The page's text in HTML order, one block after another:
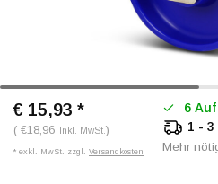
€ 15,93 *
( €18,96 Inkl. MwSt. )
* exkl. MwSt. zzgl. Versandkosten
6
1 - 3
Mehr